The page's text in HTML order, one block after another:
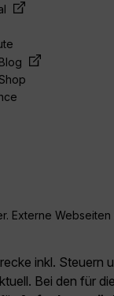
Externe
inkl.
Bei den für die